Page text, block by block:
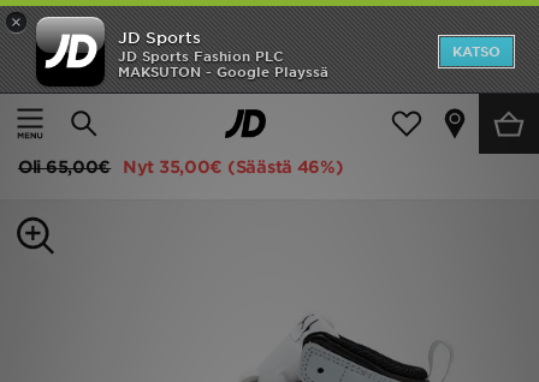
×
JD Sports
JD Sports Fashion PLC
MAKSUTON - Google Playssä
KATSO
Etusivu
Lapset Vauvojen kengät (Koot 16-27) Kaikki tennarit
Jordan Air 1 Mid Vauvat
Oli65,00€ Nyt 35,00€ (Säästä 46%)
Etusivu
Ale
Miehet